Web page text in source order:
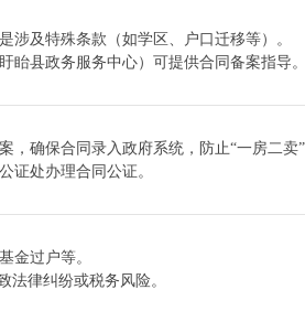
涉及特殊条款（如学区、户口迁移等）。
眙县政务服务中心）可提供合同备案指导。
，确保合同录入政府系统，防止“一房二卖”
证处办理合同公证。
金过户等。
法律纠纷或税务风险。